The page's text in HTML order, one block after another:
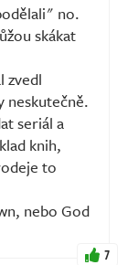
no.
skákat
zvedl
neskutečně.
seriál a
knih,
to
nebo God
7